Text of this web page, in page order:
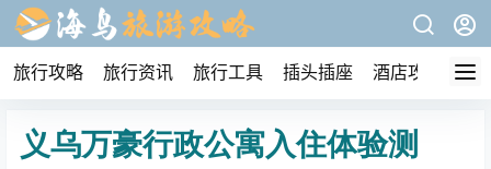
旅行攻略 旅行资讯 旅行工具 插头插座 酒店攻略
义乌万豪行政公寓入住体验测